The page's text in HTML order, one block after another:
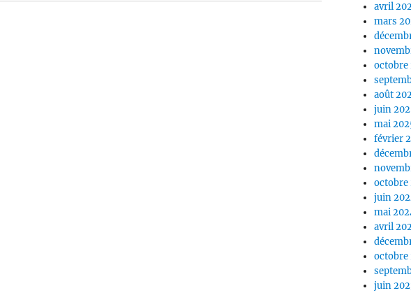
avril
mars
octobre
août
juin
mai
février
octobre
juin
mai
avril
octobre
juin